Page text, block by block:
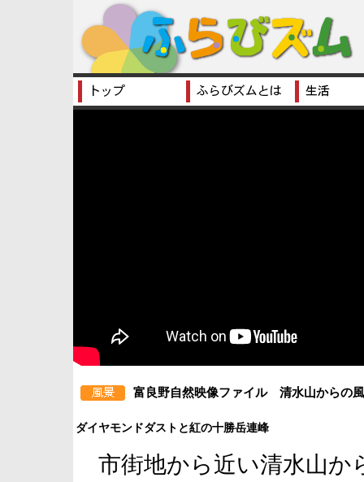
富良野自然映像ファイル 清水山からの
ダイヤモンドダストと紅の十勝岳連峰
市街地から近い清水山か